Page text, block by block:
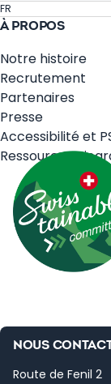
FR
À PROPOS
Notre histoire
Recrutement
Partenaires
Presse
Accessibilité et
Ressources
NOUS
Route de Fenil 2